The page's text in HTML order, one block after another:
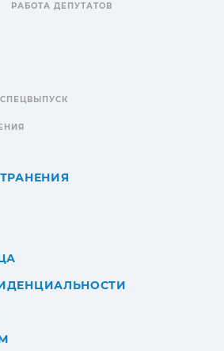
РАБОТА ДЕПУТАТОВ
СПЕЦВЫПУСК